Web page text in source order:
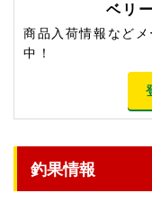
ベリ
商品入荷情報など
中！
釣果情報